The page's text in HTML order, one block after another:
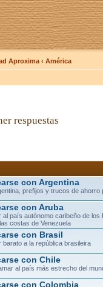
Aproxima ‹ América
respuestas
con Argentina
prefijos y trucos de ahorro
con Aruba
al país autónomo caribeño de los
costas de Venezuela
con Brasil
barato a la república brasileira
con Chile
al país más estrecho del
con Colombia